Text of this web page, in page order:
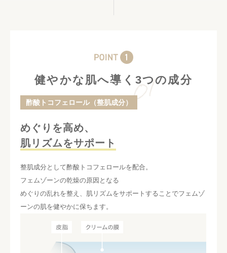
健やかな肌へ導く3つの成分
酢酸トコフェロール（整肌成分）
めぐりを高め、
肌リズムをサポート
整肌成分として酢酸トコフェロールを配合。
フェムゾーンの乾燥の原因となる
めぐりの乱れを整え、 肌リズムをサポートすることでフェムゾ
ーンの肌を健やかに保ちます。